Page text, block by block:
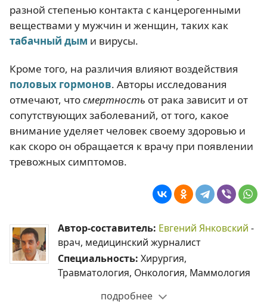
разной степенью контакта с канцерогенными
веществами у мужчин и женщин, таких как
табачный дым и вирусы.
Кроме того, на различия влияют воздействия
половых гормонов. Авторы исследования
отмечают, чтосмертность от рака зависит и от
сопутствующих заболеваний, от того, какое
внимание уделяет человек своему здоровью и
как скоро он обращается к врачу при появлении
тревожных симптомов.
Автор-составитель: Евгений Янковский -
врач, медицинский журналист
Специальность: Хирургия,
Травматология, Онкология, Маммология
подробнее